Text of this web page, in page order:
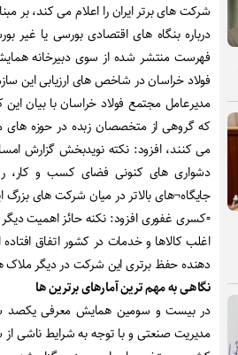
فهرست منتشر شده از سوی دبیرخانه
فولاد خراسان در شاخص های ارزیابی این
مدیرعامل مجتمع فولاد خراسان با بیان
که گروهی از متخصصان زبده در حوزه
می کنند، افزود: نکته نویدبخش گزارش
دشواری های کنونی فضای کسب و کار،
جایگاه¬های بالاتر در میان شرکت های بزرگ
▫️کسری غفوری افزود: نکنه حائز اهمیت
اغلب کالاها و خدمات در کشور اتفاق
دهنده حفظ برتری این شرکت در دیگر ملاک
نگاهی به مهم ترین آمارهای برترین ها
مدیریت صنعتی و با توجه به شرایط ناشی از